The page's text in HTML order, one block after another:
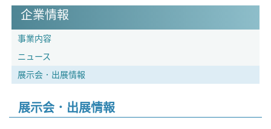
企業情報
事業内容
ニュース
展示会．出展情報
展示会．出展情報